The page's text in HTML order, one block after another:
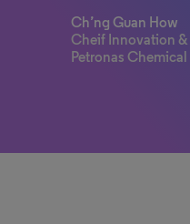
Ch’ng Guan How
Cheif Innovation
Petronas